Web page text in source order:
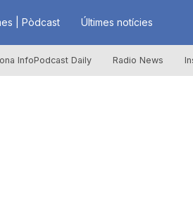
| Pòdcast Últimes notícies
InfoPodcast Daily Radio News